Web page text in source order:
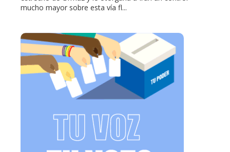
mucho mayor sobre esta vía fl...